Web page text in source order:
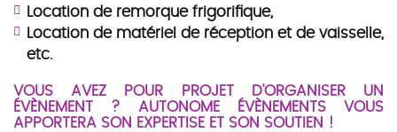
Location de remorque frigorifique,
Location de matériel de réception et de vaisselle,
etc.
VOUS AVEZ POUR PROJET D'ORGANISER UN
ÉVÈNEMENT ? AUTONOME ÉVÈNEMENTS VOUS
APPORTERA SON EXPERTISE ET SON SOUTIEN !